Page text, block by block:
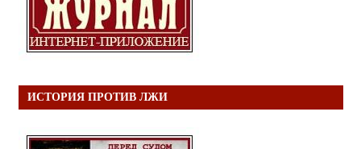
ИСТОРИЯ ПРОТИВ ЛЖИ